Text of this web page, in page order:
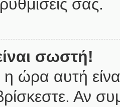
σας.
σωστή!
η ώρα αυτή
Αν